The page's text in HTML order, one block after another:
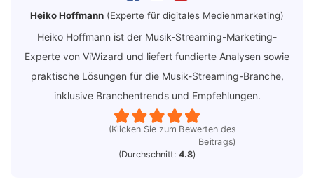
Heiko Hoffmann (Experte für digitales Medienmarketing)
Heiko Hoffmann ist der Musik-Streaming-Marketing-
Experte von ViWizard und liefert fundierte Analysen sowie
praktische Lösungen für die Musik-Streaming-Branche,
inklusive Branchentrends und Empfehlungen.
(Klicken Sie zum Bewerten des
Beitrags)
(Durchschnitt:4.8)